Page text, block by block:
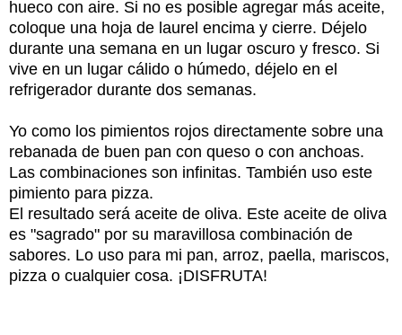
hueco con aire. Si no es posible agregar más aceite,
coloque una hoja de laurel encima y cierre. Déjelo
durante una semana en un lugar oscuro y fresco. Si
vive en un lugar cálido o húmedo, déjelo en el
refrigerador durante dos semanas.
Yo como los pimientos rojos directamente sobre una
rebanada de buen pan con queso o con anchoas.
Las combinaciones son infinitas. También uso este
pimiento para pizza.
El resultado será aceite de oliva. Este aceite de oliva
es "sagrado" por su maravillosa combinación de
sabores. Lo uso para mi pan, arroz, paella, mariscos,
pizza o cualquier cosa. ¡DISFRUTA!